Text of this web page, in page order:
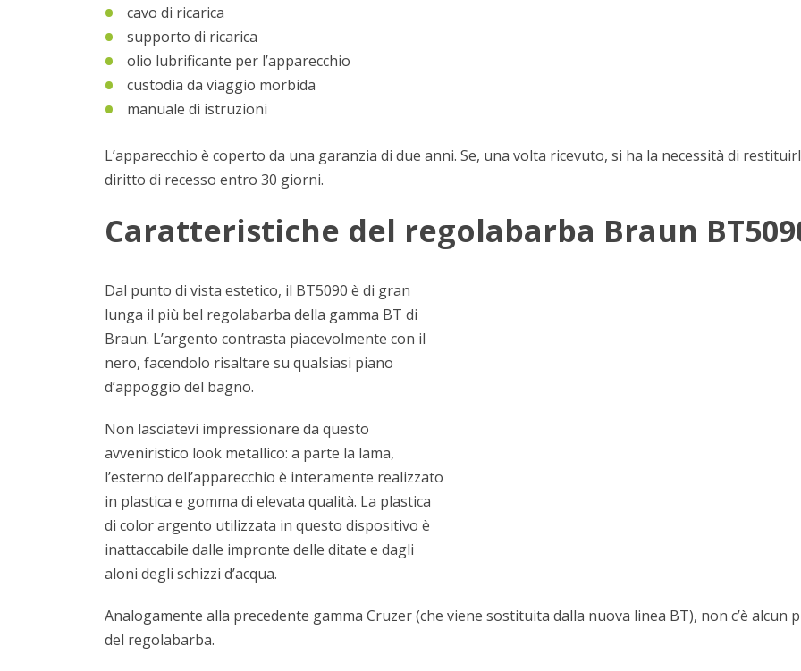
cavo di ricarica
supporto di ricarica
olio lubrificante per l’apparecchio
custodia da viaggio morbida
manuale di istruzioni
L’apparecchio è coperto da una garanzia di due anni. Se, una volta ricevuto, si ha la necessità di
diritto di recesso entro 30 giorni.
Caratteristiche del regolabarba Braun
Dal punto di vista estetico, il BT5090 è di gran
lunga il più bel regolabarba della gamma BT di
Braun. L’argento contrasta piacevolmente con il
nero, facendolo risaltare su qualsiasi piano
d’appoggio del bagno.
Non lasciatevi impressionare da questo
avveniristico look metallico: a parte la lama,
l’esterno dell’apparecchio è interamente realizzato
in plastica e gomma di elevata qualità. La plastica
di color argento utilizzata in questo dispositivo è
inattaccabile dalle impronte delle ditate e dagli
aloni degli schizzi d’acqua.
Analogamente alla precedente gamma Cruzer (che viene sostituita dalla nuova linea BT), non c’è
del regolabarba.